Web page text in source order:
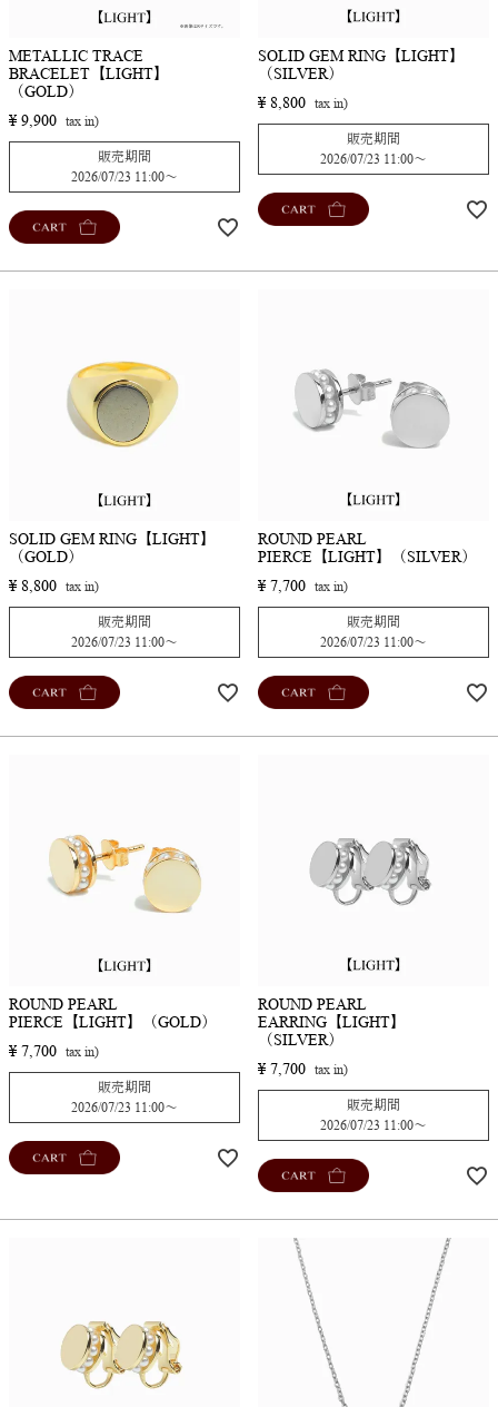
METALLIC TRACE
BRACELET【LIGHT】
（GOLD）
¥ 9,900
販売期間
2026/07/23 11:00〜
CART
SOLID GEM RING【LIGHT】
（SILVER）
¥ 8,800
販売期間
2026/07/23 11:00〜
CART
SOLID GEM RING【LIGHT】
（GOLD）
¥ 8,800
販売期間
2026/07/23 11:00〜
CART
ROUND PEARL
PIERCE【LIGHT】（SILVER）
¥ 7,700
販売期間
2026/07/23 11:00〜
CART
ROUND PEARL
PIERCE【LIGHT】（GOLD）
¥ 7,700
販売期間
2026/07/23 11:00〜
CART
ROUND PEARL
EARRING【LIGHT】
（SILVER）
¥ 7,700
販売期間
2026/07/23 11:00〜
CART